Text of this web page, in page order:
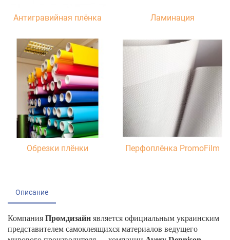
Антигравийная плёнка Ламинация
Обрезки плёнки Перфоплёнка PromoFilm
Описание
Компания Промдизайн является официальным украинским
представителем самоклеящихся материалов ведущего